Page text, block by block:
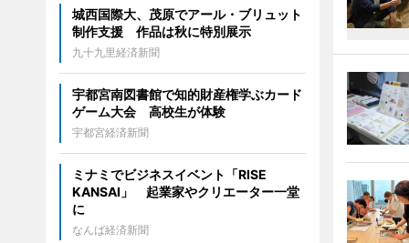
城西国際大、茂原でアール・ブリュット
制作支援 作品は秋に特別展示
九十九里経済新聞
宇都宮南図書館で知的財産権学ぶカード
ゲーム大会 高校生が体験
宇都宮経済新聞
ミナミでビジネスイベント「RISE
KANSAI」 起業家やクリエーター一堂
に
なんば経済新聞